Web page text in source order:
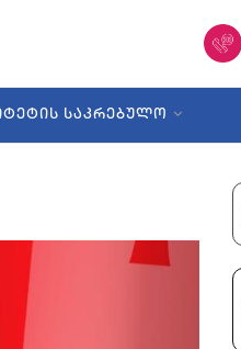
ᲡᲐᲙᲠᲔᲑᲣᲚᲝ